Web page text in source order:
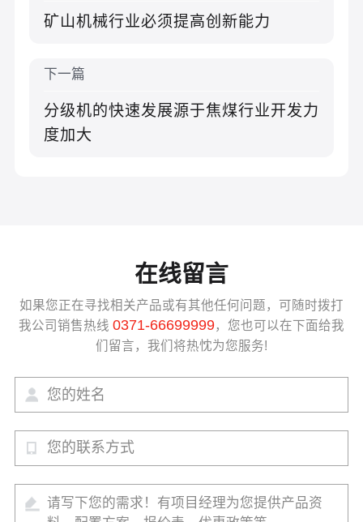
矿山机械行业必须提高创新能力
下一篇
分级机的快速发展源于焦煤行业开发力
度加大
在线留言
如果您正在寻找相关产品或有其他任何问题，可随时拨打
我公司销售热线 0371-66699999，您也可以在下面给我
们留言，我们将热忱为您服务!